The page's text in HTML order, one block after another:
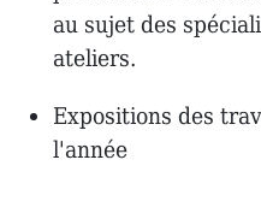
au sujet des
ateliers.
Expositions des
l'année